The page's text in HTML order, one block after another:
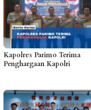
Kapolres Parimo Terima
Penghargaan Kapolri